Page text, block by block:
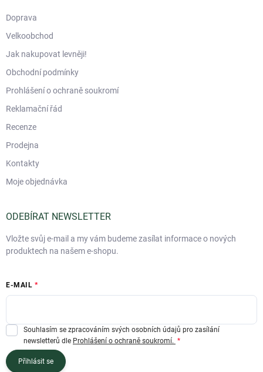
Doprava
Velkoobchod
Jak nakupovat levněji!
Obchodní podmínky
Prohlášení o ochraně soukromí
Reklamační řád
Recenze
Prodejna
Kontakty
Moje objednávka
ODEBÍRAT NEWSLETTER
Vložte svůj e-mail a my vám budeme zasílat informace o nových
produktech na našem e-shopu.
E-MAIL
Souhlasím se zpracováním svých osobních údajů pro zasílání
newsletterů dle Prohlášení o ochraně soukromí.
Přihlásit se